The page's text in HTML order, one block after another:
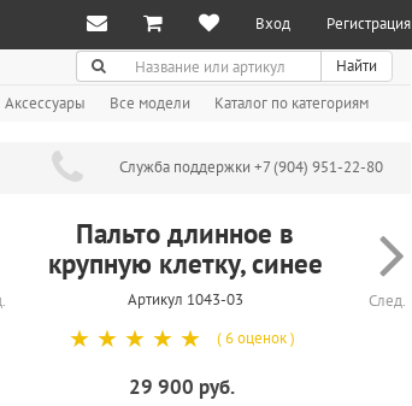
Вход Регистрация
Поиск
Найти
Аксессуары Все модели Каталог по категориям
Служба поддержки +7 (904) 951-22-80
Пальто длинное в
крупную клетку, синее
Артикул 1043-03 След.
☆
☆
☆
☆
☆ ( 6 оценок )
29 900 руб.